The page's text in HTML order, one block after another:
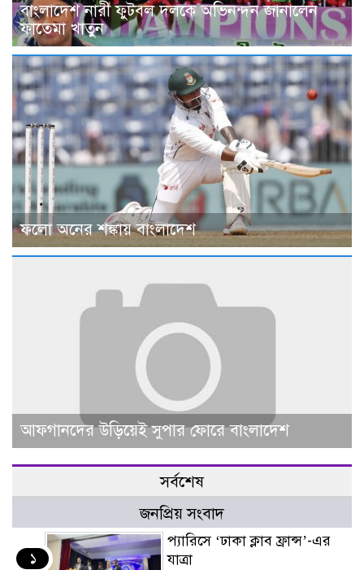
বাংলাদেশ নারী ফুটবল দলকে অভিনন্দন জানালেন
ফাতেমা খাতুন
ফলো অনের শঙ্কায় বাংলাদেশ
আফগানদের উড়িয়েই সুপার ফোরে বাংলাদেশ
সর্বশেষ
জনপ্রিয় সংবাদ
১
প্যারিসে ‘ঢাকা ক্লাব ফ্রান্স’-এর
যাত্রা